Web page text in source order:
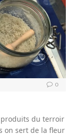
0
produits du terroir
on sert de la fleur